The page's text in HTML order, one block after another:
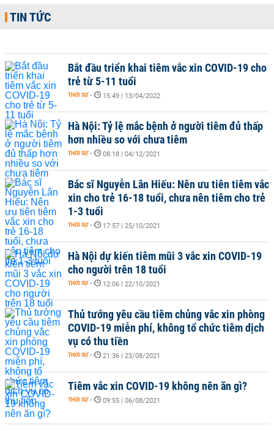
TIN TỨC
Bắt đầu triển khai tiêm vắc xin COVID-19 cho
trẻ từ 5-11 tuổi
THỜI SỰ - 15:49 | 13/04/2022
Hà Nội: Tỷ lệ mắc bệnh ở người tiêm đủ thấp
hơn nhiều so với chưa tiêm
THỜI SỰ - 08:18 | 04/12/2021
Bác sĩ Nguyễn Lân Hiếu: Nên ưu tiên tiêm vắc
xin cho trẻ 16-18 tuổi, chưa nên tiêm cho trẻ
1-3 tuổi
THỜI SỰ - 17:57 | 25/10/2021
Hà Nội dự kiến tiêm mũi 3 vắc xin COVID-19
cho người trên 18 tuổi
THỜI SỰ - 12:06 | 22/10/2021
Thủ tướng yêu cầu tiêm chủng vắc xin phòng
COVID-19 miễn phí, không tổ chức tiêm dịch
vụ có thu tiền
THỜI SỰ - 21:36 | 23/08/2021
Tiêm vắc xin COVID-19 không nên ăn gì?
THỜI SỰ - 09:55 | 06/08/2021